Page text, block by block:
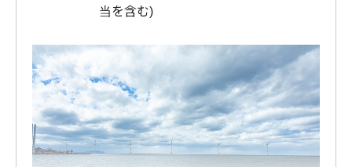
当を含む)